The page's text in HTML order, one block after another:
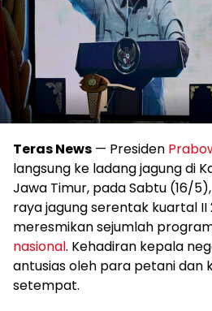
Teras News — Presiden
langsung ke ladang jagung di
Jawa Timur, pada Sabtu (16/
raya jagung serentak kuartal II
meresmikan sejumlah
nasional. Kehadiran kepala
antusias oleh para petani dan
setempat.